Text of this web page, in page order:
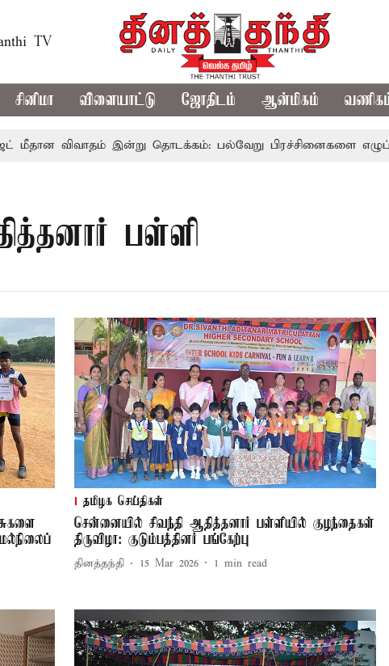
TV
சினிமா விளையாட்டு ஜோதிடம் ஆன்மிகம்
விவாதம் இன்று தொடக்கம்: பல்வேறு பிரச்சினைகளை எழுப்ப
பள்ளி
தமிழக செய்திகள்
சென்னையில் சிவந்தி ஆதித்தனார் பள்ளியில் குழந்தைகள்
திருவிழா: குடும்பத்தினர் பங்கேற்பு
தினத்தந்தி 15 Mar 2026 1 min read